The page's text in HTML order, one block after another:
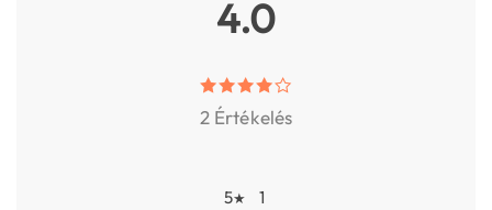
4.0
2 Értékelés
5★
1